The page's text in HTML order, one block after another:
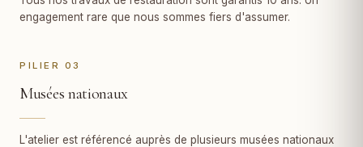
engagement rare que nous sommes fiers d'assumer.
PILIER 03
Musées nationaux
L'atelier est référencé auprès de plusieurs musées nationaux